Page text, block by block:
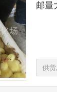
邮量
供